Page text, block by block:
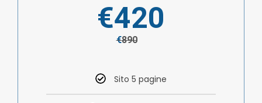
€890
€420
Sito 5 pagine